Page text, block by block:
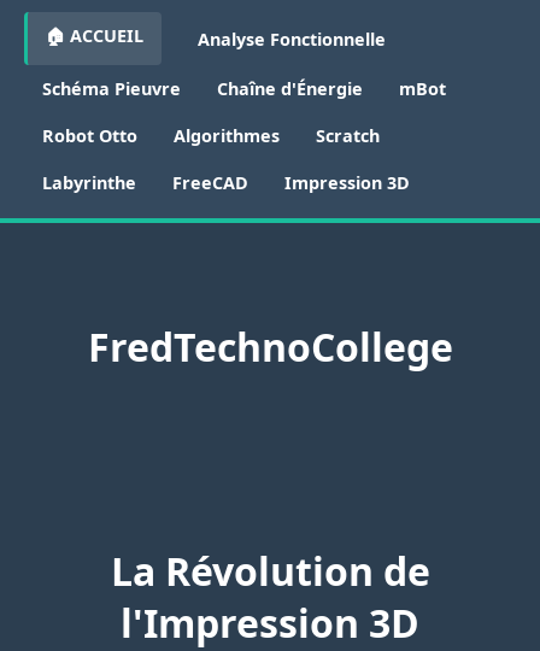
🏠 ACCUEIL Analyse Fonctionnelle
Schéma Pieuvre Chaîne d'Énergie mBot
Robot Otto Algorithmes Scratch
Labyrinthe FreeCAD Impression 3D
FredTechnoCollege
La Révolution de
l'Impression 3D